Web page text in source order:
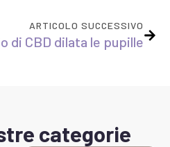
ARTICOLO SUCCESSIVO
di CBD dilata le pupille
categorie